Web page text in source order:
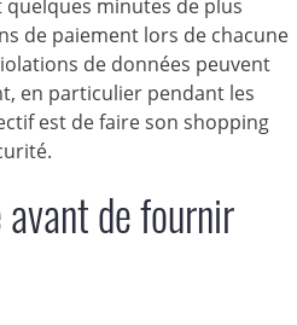
minutes de plus
de paiement lors de chacune
de données peuvent
en particulier pendant les
est de faire son shopping
de fournir